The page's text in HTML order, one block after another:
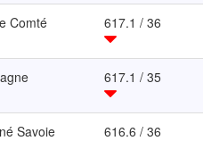
Comté 617.1 / 36
617.1 / 35
Savoie 616.6 / 36